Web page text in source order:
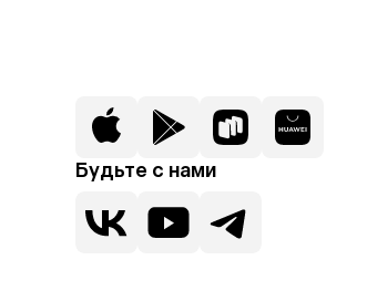
Будьте с нами